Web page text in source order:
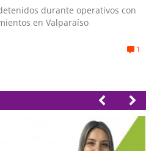
durante operativos con
en Valparaíso
1